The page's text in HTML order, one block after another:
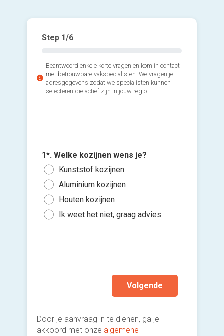
Step 1/6
Beantwoord enkele korte vragen en kom in contact
met betrouwbare vakspecialisten. We vragen je
adresgegevens zodat we specialisten kunnen
selecteren die actief zijn in jouw regio.
1*. Welke kozijnen wens je?
Kunststof kozijnen
Aluminium kozijnen
Houten kozijnen
Ik weet het niet, graag advies
Volgende
Door je aanvraag in te dienen, ga je
akkoord met onze algemene